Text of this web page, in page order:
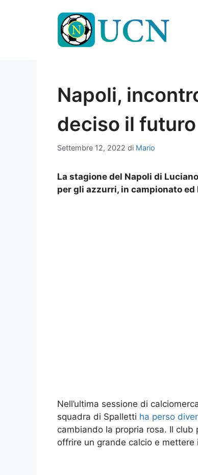
Napoli,
deciso il
Settembre 12, 2022 di Mario
La stagione del Napoli di
per gli azzurri, in campionato ed
Nell’ultima sessione di
squadra di Spalletti ha perso
cambiando la propria rosa. Il
offrire un grande calcio e mettere